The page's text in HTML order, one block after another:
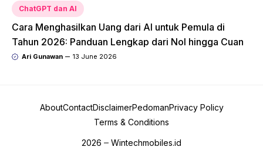
ChatGPT dan AI
Cara Menghasilkan Uang dari AI untuk Pemula di
Tahun 2026: Panduan Lengkap dari Nol hingga Cuan
Ari Gunawan 13 June 2026
AboutContactDisclaimerPedomanPrivacy Policy
Terms & Conditions
2026 Wintechmobiles.id